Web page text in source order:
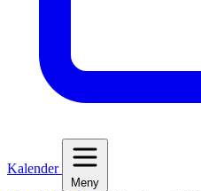
Kalender
Meny